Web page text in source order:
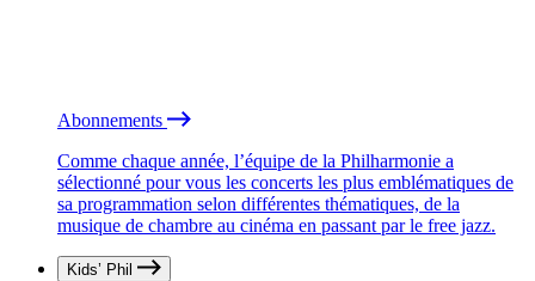
Abonnements
Comme chaque année, l’équipe de la Philharmonie a
sélectionné pour vous les concerts les plus emblématiques de
sa programmation selon différentes thématiques, de la
musique de chambre au cinéma en passant par le free jazz.
Kids’ Phil